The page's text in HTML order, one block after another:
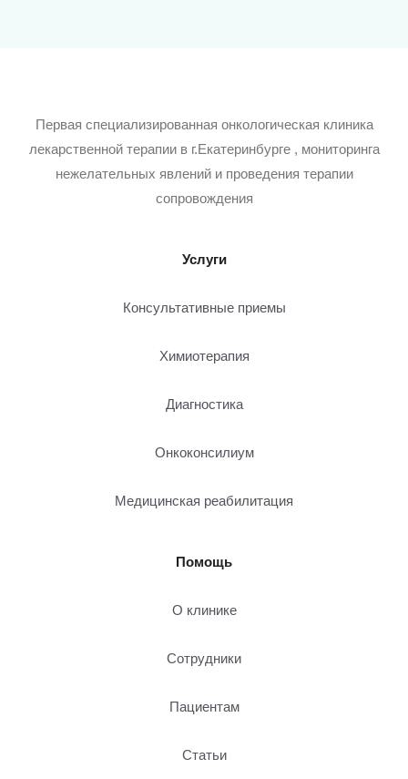
Первая специализированная онкологическая клиника
лекарственной терапии в г.Екатеринбурге , мониторинга
нежелательных явлений и проведения терапии
сопровождения
Услуги
Консультативные приемы
Химиотерапия
Диагностика
Онкоконсилиум
Медицинская реабилитация
Помощь
О клинике
Сотрудники
Пациентам
Статьи